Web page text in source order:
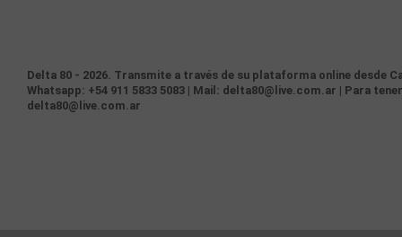
Delta 80 - 2026. Transmite a través de su plataforma online desde
Whatsapp: +54 911 5833 5083 | Mail: delta80@live.com.ar | Para
delta80@live.com.ar